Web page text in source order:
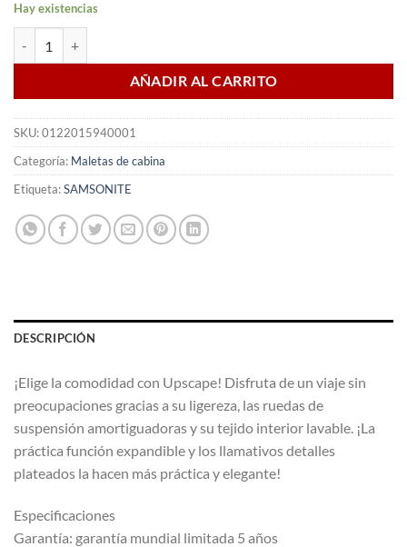
Hay existencias
AÑADIR AL CARRITO
SKU:0122015940001
Categoría: Maletas de cabina
Etiqueta:SAMSONITE
DESCRIPCIÓN
¡Elige la comodidad con Upscape! Disfruta de un viaje sin
preocupaciones gracias a su ligereza, las ruedas de
suspensión amortiguadoras y su tejido interior lavable. ¡La
práctica función expandible y los llamativos detalles
plateados la hacen más práctica y elegante!
Especificaciones
Garantía: garantía mundial limitada 5 años